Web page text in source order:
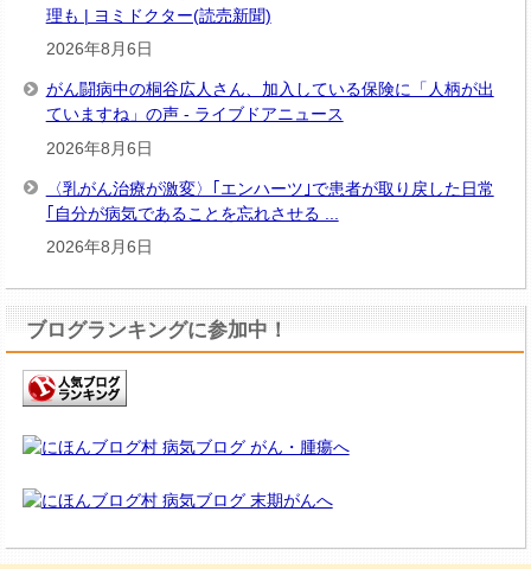
理も | ヨミドクター(読売新聞)
2026年8月6日
がん闘病中の桐谷広人さん、加入している保険に「人柄が出
ていますね」の声 - ライブドアニュース
2026年8月6日
〈乳がん治療が激変〉｢エンハーツ｣で患者が取り戻した日常
｢自分が病気であることを忘れさせる ...
2026年8月6日
ブログランキングに参加中！